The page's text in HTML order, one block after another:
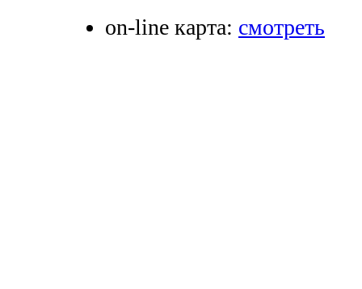
on-line карта: смотреть